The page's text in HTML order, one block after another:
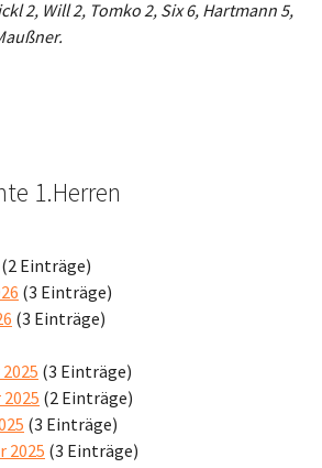
2, Will 2, Tomko 2, Six 6, Hartmann 5,
1.Herren
(2 Einträge)
(3 Einträge)
(3 Einträge)
(3 Einträge)
(2 Einträge)
(3 Einträge)
2025 (3 Einträge)